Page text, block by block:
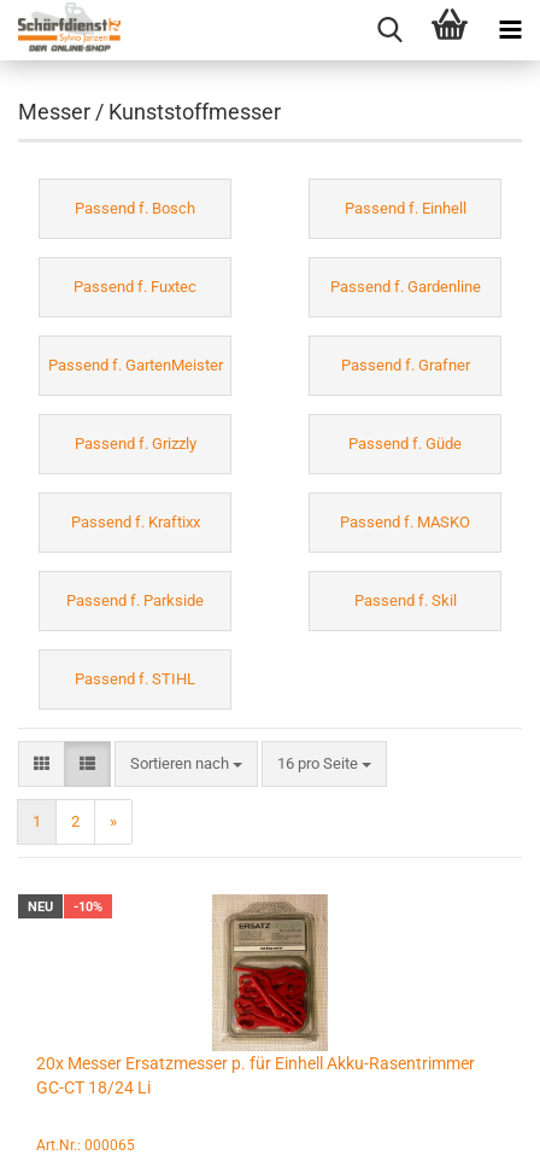
Messer / Kunststoffmesser
Passend f. Bosch Passend f. Einhell
Passend f. Fuxtec Passend f. Gardenline
Passend f. GartenMeister Passend f. Grafner
Passend f. Grizzly Passend f. Güde
Passend f. Kraftixx Passend f. MASKO
Passend f. Parkside Passend f. Skil
Passend f. STIHL
Sortieren nach
Sortieren nach 16 pro Seite
pro Seite
1 2 »
NEU -10%
20x Messer Ersatzmesser p. für Einhell Akku-Rasentrimmer
GC-CT 18/24 Li
Art.Nr.: 000065